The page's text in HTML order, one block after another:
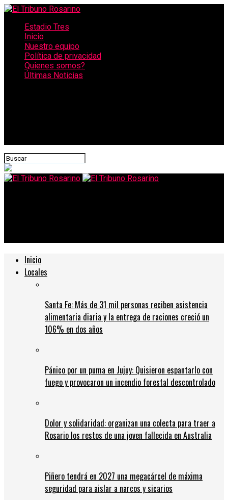
Estadio Tres
Inicio
Nuestro equipo
Política de privacidad
Quienes somos?
Últimas Noticias
Inicio
Locales
Santa Fe: Más de 31 mil personas reciben asistencia
alimentaria diaria y la entrega de raciones creció un
106% en dos años
Pánico por un puma en Jujuy: Quisieron espantarlo con
fuego y provocaron un incendio forestal descontrolado
Dolor y solidaridad: organizan una colecta para traer a
Rosario los restos de una joven fallecida en Australia
Piñero tendrá en 2027 una megacárcel de máxima
seguridad para aislar a narcos y sicarios